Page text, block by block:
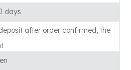
days
after order confirmed, the